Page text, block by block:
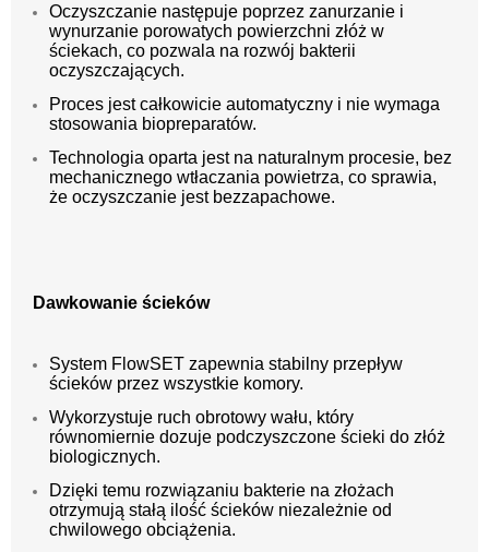
Oczyszczanie następuje poprzez zanurzanie i
wynurzanie porowatych powierzchni złóż w
ściekach, co pozwala na rozwój bakterii
oczyszczających.
Proces jest całkowicie automatyczny i nie wymaga
stosowania biopreparatów.
Technologia oparta jest na naturalnym procesie, bez
mechanicznego wtłaczania powietrza, co sprawia,
że oczyszczanie jest bezzapachowe.
Dawkowanie ścieków
System FlowSET zapewnia stabilny przepływ
ścieków przez wszystkie komory.
Wykorzystuje ruch obrotowy wału, który
równomiernie dozuje podczyszczone ścieki do złóż
biologicznych.
Dzięki temu rozwiązaniu bakterie na złożach
otrzymują stałą ilość ścieków niezależnie od
chwilowego obciążenia.